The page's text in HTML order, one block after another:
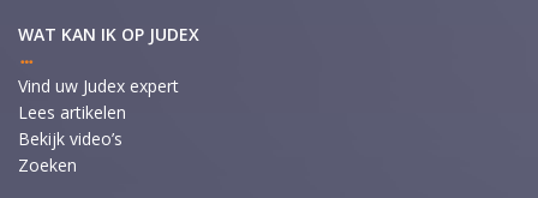
WAT KAN IK OP JUDEX
Vind uw Judex expert
Lees artikelen
Bekijk video’s
Zoeken